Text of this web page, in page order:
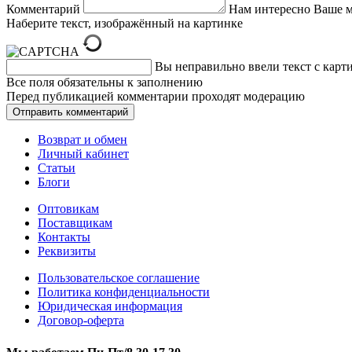
Комментарий
Нам интересно Ваше
Наберите текст, изображённый на картинке
Вы неправильно ввели текст с
Все поля обязательны к заполнению
Перед публикацией комментарии проходят модерацию
Возврат и обмен
Личный кабинет
Статьи
Блоги
Оптовикам
Поставщикам
Контакты
Реквизиты
Пользовательское соглашение
Политика конфиденциальности
Юридическая информация
Договор-оферта